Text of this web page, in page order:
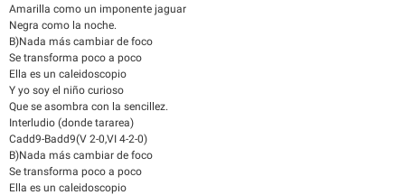
Amarilla como un imponente jaguar
Negra como la noche.
B)Nada más cambiar de foco
Se transforma poco a poco
Ella es un caleidoscopio
Y yo soy el niño curioso
Que se asombra con la sencillez.
Interludio (donde tararea)
Cadd9-Badd9(V 2-0,VI 4-2-0)
B)Nada más cambiar de foco
Se transforma poco a poco
Ella es un caleidoscopio